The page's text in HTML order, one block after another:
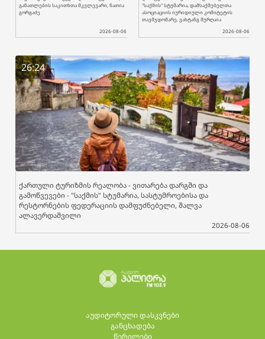
განათლების საკითხთა მკვლევარი, ნათია
გორგაძე
2026-08-06
"საქმის" სტუმარია, დამსაქმებელთა
ასოციაციის იურიდიული კომიტეტის
თავმჯდომარე, ვახტანგ შურღაია
2026-08-06
26:24
ქართული ტურიზმის რეალობა - ვითარება დარგში და
გამოწვევები - "საქმის" სტუმარია, სასტუმროებისა და
რესტორნების ფედერაციის დამფუძნებელი, შალვა
ალავერდაშვილი
2026-08-06
აუდიტორული დასკვნები
განცხადება
წერილები